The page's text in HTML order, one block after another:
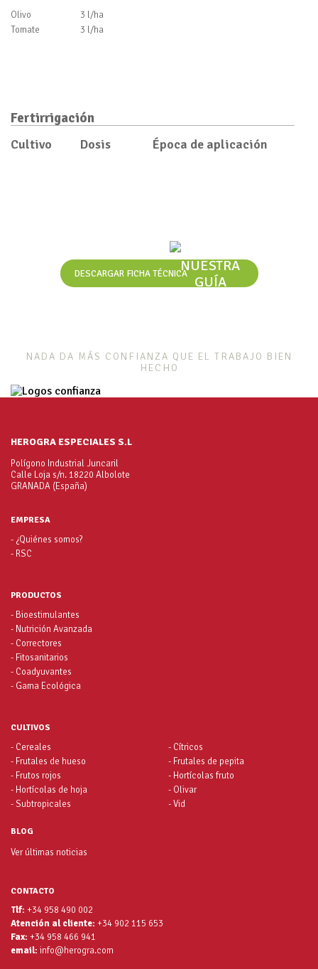
Olivo
3 l/ha
Tomate
3 l/ha
Fertirrigación
Cultivo Dosis Época de aplicación
DESCARGAR FICHA TÉCNICA
NADA DA MÁS CONFIANZA QUE EL TRABAJO BIEN
HECHO
HEROGRA ESPECIALES S.L
Polígono Industrial Juncaril
Calle Loja s/n. 18220 Albolote
GRANADA (España)
EMPRESA
- ¿Quiénes somos?
- RSC
PRODUCTOS
- Bioestimulantes
- Nutrición Avanzada
- Correctores
- Fitosanitarios
- Coadyuvantes
- Gama Ecológica
CULTIVOS
- Cereales
- Cítricos
- Frutales de hueso
- Frutales de pepita
- Frutos rojos
- Hortícolas fruto
- Hortícolas de hoja
- Olivar
- Subtropicales
- Vid
BLOG
Ver últimas noticias
CONTACTO
Tlf: +34 958 490 002
Atención al cliente: +34 902 115 653
Fax: +34 958 466 941
email: info@herogra.com